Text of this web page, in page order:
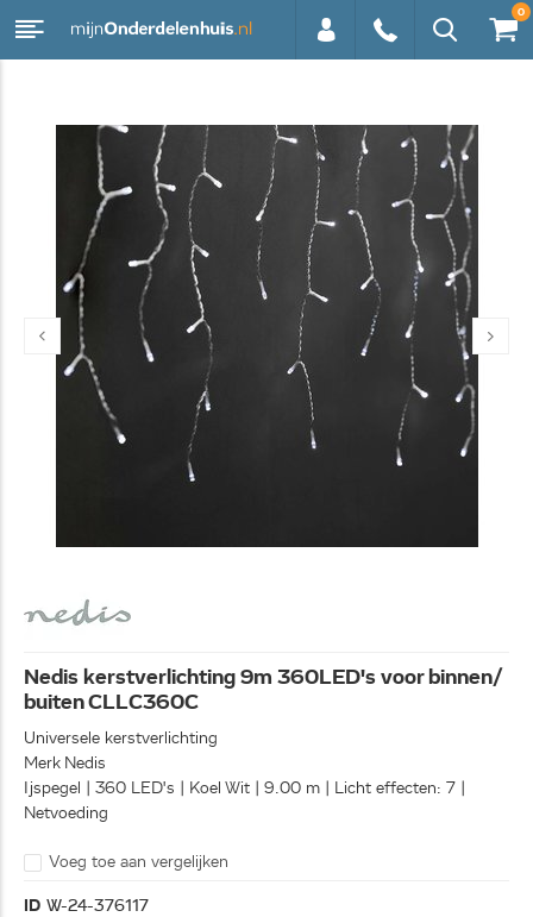
250628
0
Nedis kerstverlichting 9m 360LED's voor binnen/
buiten CLLC360C
Universele kerstverlichting
Merk Nedis
Ijspegel | 360 LED's | Koel Wit | 9.00 m | Licht effecten: 7 |
Netvoeding
Voeg toe aan vergelijken
ID W-24-376117